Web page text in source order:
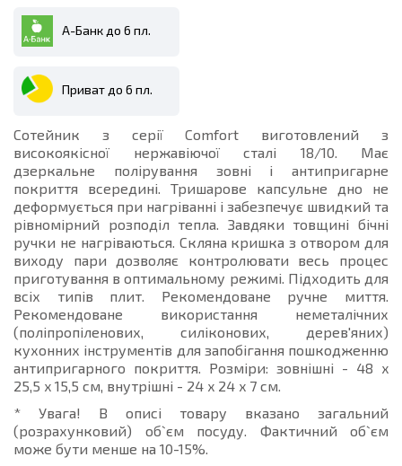
А-Банк до 6 пл.
Приват до 6 пл.
Сотейник з серії Comfort виготовлений з
високоякісної нержавіючої сталі 18/10. Має
дзеркальне полірування зовні і антипригарне
покриття всередині. Тришарове капсульне дно не
деформується при нагріванні і забезпечує швидкий та
рівномірний розподіл тепла. Завдяки товщині бічні
ручки не нагріваються. Скляна кришка з отвором для
виходу пари дозволяє контролювати весь процес
приготування в оптимальному режимі. Підходить для
всіх типів плит. Рекомендоване ручне миття.
Рекомендоване використання неметалічних
(поліпропіленових, силіконових, дерев'яних)
кухонних інструментів для запобігання пошкодженню
антипригарного покриття. Розміри: зовнішні - 48 x
25,5 x 15,5 см, внутрішні - 24 x 24 x 7 см.
* Увага! В описі товару вказано загальний
(розрахунковий) об`єм посуду. Фактичний об`єм
може бути менше на 10-15%.